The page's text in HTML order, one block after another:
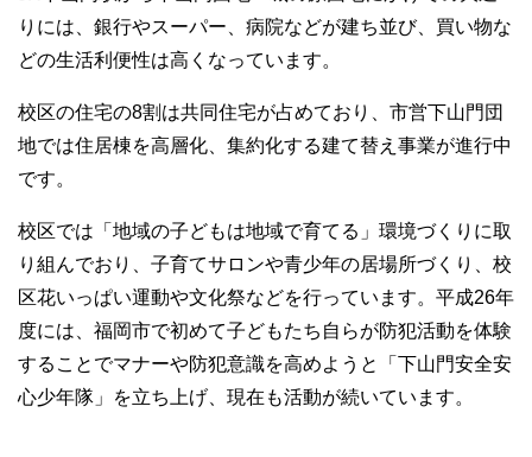
りには、銀行やスーパー、病院などが建ち並び、買い物な
どの生活利便性は高くなっています。
校区の住宅の8割は共同住宅が占めており、市営下山門団
地では住居棟を高層化、集約化する建て替え事業が進行中
です。
校区では「地域の子どもは地域で育てる」環境づくりに取
り組んでおり、子育てサロンや青少年の居場所づくり、校
区花いっぱい運動や文化祭などを行っています。平成26年
度には、福岡市で初めて子どもたち自らが防犯活動を体験
することでマナーや防犯意識を高めようと「下山門安全安
心少年隊」を立ち上げ、現在も活動が続いています。